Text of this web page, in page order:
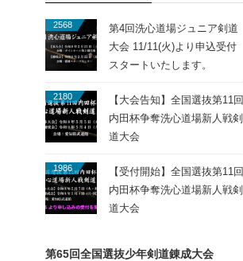
2568
第4回洗心道場ジュニア剣道
大会 11/11(火)より申込受付
スタートいたします。
2180
【大会告知】全国選抜第11回
内田杯争奪洗心道場新人戦剣
道大会
1986
【受付開始】全国選抜第11回
内田杯争奪洗心道場新人戦剣
道大会
第65回全国選抜少年剣道錬成大会